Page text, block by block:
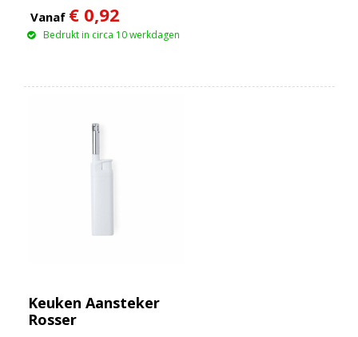
Vanaf € 0,92
Bedrukt in circa 10 werkdagen
Keuken Aansteker
Rosser